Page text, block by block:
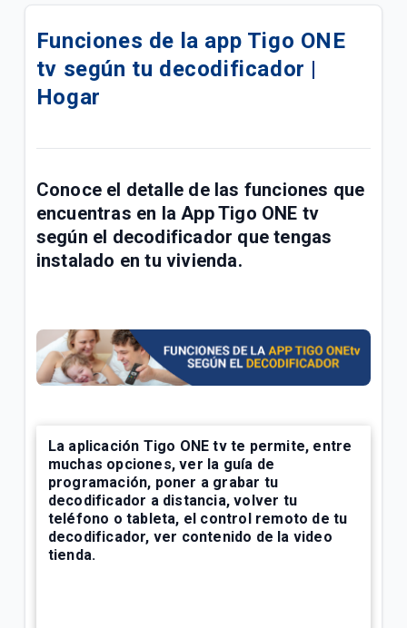
¿Cómo conectar con un proveedor e iniciar sesión
en HBO Max? | General
Conoce la barra de sugerencias de mi Tigo ONEtv |
decodificador Opentech Tigo | Hogar
Decodificador Tigo SEI Robotics | Hogar
No tengo señal de televisión Tigo | General
¿Cómo configurar mi control Cisco Tigo? | Hogar
Tigo? | Hogar
¿Cómo configurar mi control Skyworth Tigo? |
Hogar
Funciones de la app Tigo ONE
tv según tu decodificador |
Hogar
Conoce el detalle de las funciones que
encuentras en laApp Tigo ONE tv
según el decodificador que tengas
instalado en tu vivienda.
La aplicación Tigo ONE tvte permite, entre
muchas opciones, ver la guía de
programación, poner a grabar tu
decodificador a distancia, volver tu
teléfono o tableta, el control remoto de tu
decodificador, ver contenido de la video
tienda.